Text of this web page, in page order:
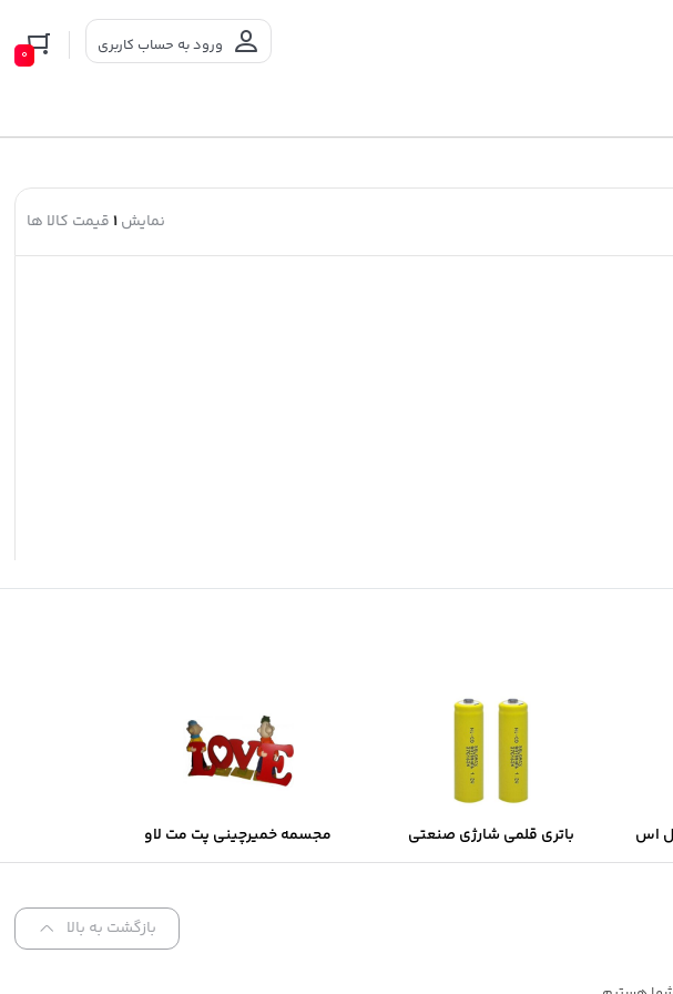
ورود به حساب کاربری 0
نمایش1 قیمت کالا ها
باتری قلمی شارژی صنعتی
سولونیکس Solonix
مجسمه خمیرچینی پت مت لاو
بازگشت به بالا